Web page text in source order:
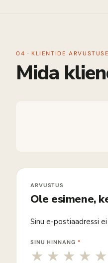
04 · KLIENTIDE
Mida
Ole esimene,
Sinu e-postiaadressi
SINU HINNANG *